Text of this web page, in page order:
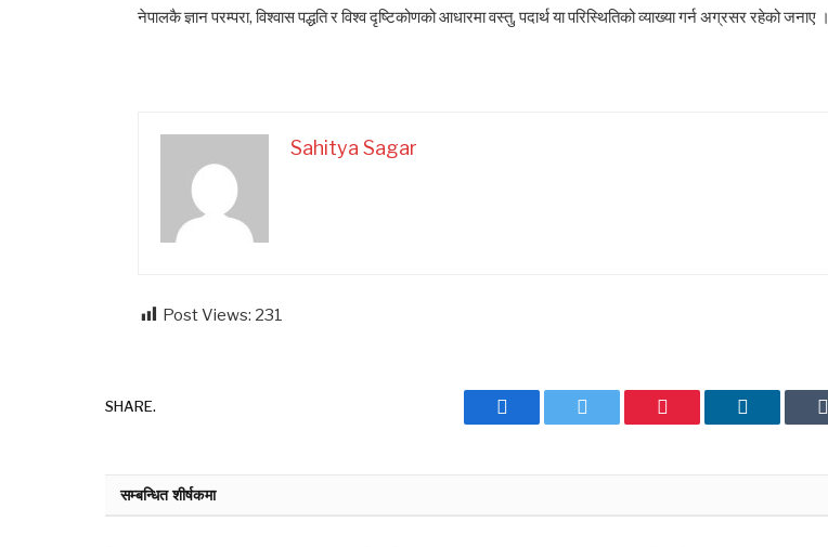
नेपालकै ज्ञान परम्परा, विश्वास पद्धति र विश्व दृष्टिकोणको आधारमा वस्तु, पदार्थ या परिस्थितिको व्याख्या गर्न अग्रसर रहेको जनाए ।
Sahitya Sagar
Post Views: 231
SHARE. Facebook LinkedIn
सम्बन्धित शीर्षकमा